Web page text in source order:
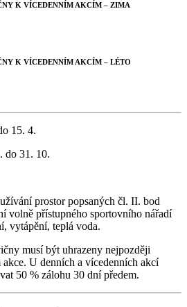
K VÍCEDENNÍM AKCÍM – ZIMA
K VÍCEDENNÍM AKCÍM – LÉTO
15. 4.
do 31. 10.
prostor popsaných čl. II. bod
volně přístupného sportovního nářadí
vytápění, teplá voda.
musí být uhrazeny nejpozději
U denních a vícedenních akcí
50 % zálohu 30 dní předem.